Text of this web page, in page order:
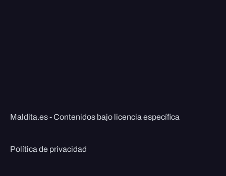
Maldita.es - Contenidos bajo licencia específica
Política de privacidad